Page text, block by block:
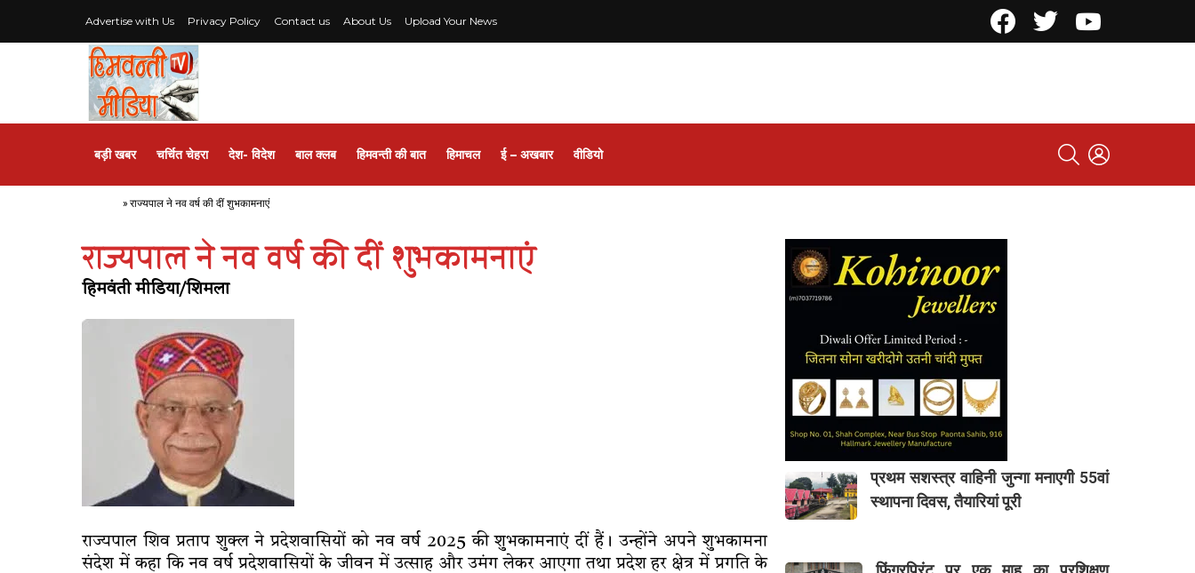
Advertise with Us Privacy Policy Contact us About Us Upload Your News
बड़ी खबर चर्चित चेहरा देश- विदेश बाल क्लब हिमवन्ती की बात हिमाचल ई – अखबार वीडियो
SEARCH
» राज्यपाल ने नव वर्ष की दीं शुभकामनाएं
राज्यपाल ने नव वर्ष की दीं शुभकामनाएं
हिमवंती मीडिया/शिमला
राज्यपाल शिव प्रताप शुक्ल ने प्रदेशवासियों को नव वर्ष 2025 की शुभकामनाएं दीं हैं। उन्होंने अपने शुभकामना
संदेश में कहा कि नव वर्ष प्रदेशवासियों के जीवन में उत्साह और उमंग लेकर आएगा तथा प्रदेश हर क्षेत्र में प्रगति के
प्रथम सशस्त्र वाहिनी जुन्गा मनाएगी 55वां
स्थापना दिवस, तैयारियां पूरी